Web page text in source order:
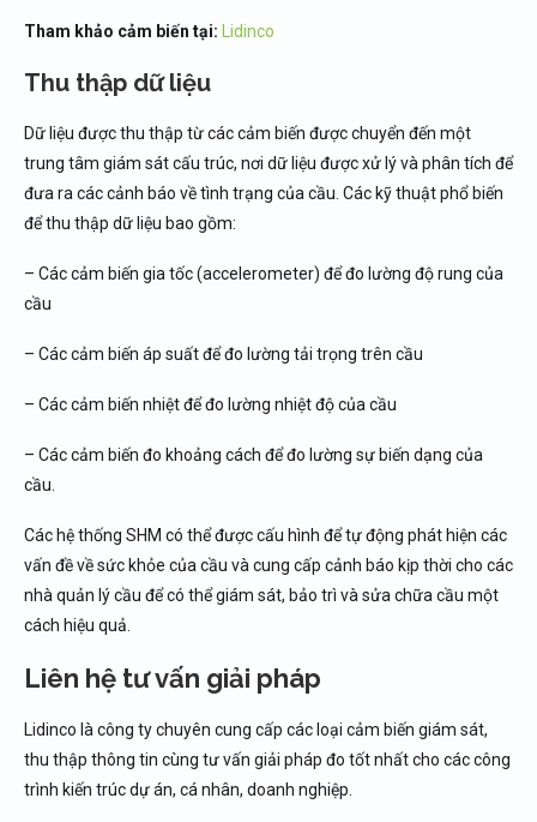
Tham khảo cảm biến tại: Lidinco
Thu thập dữ liệu
Dữ liệu được thu thập từ các cảm biến được chuyển đến một
trung tâm giám sát cấu trúc, nơi dữ liệu được xử lý và phân tích để
đưa ra các cảnh báo về tình trạng của cầu. Các kỹ thuật phổ biến
để thu thập dữ liệu bao gồm:
– Các cảm biến gia tốc (accelerometer) để đo lường độ rung của
cầu
– Các cảm biến áp suất để đo lường tải trọng trên cầu
– Các cảm biến nhiệt để đo lường nhiệt độ của cầu
– Các cảm biến đo khoảng cách để đo lường sự biến dạng của
cầu.
Các hệ thống SHM có thể được cấu hình để tự động phát hiện các
vấn đề về sức khỏe của cầu và cung cấp cảnh báo kịp thời cho các
nhà quản lý cầu để có thể giám sát, bảo trì và sửa chữa cầu một
cách hiệu quả.
Liên hệ tư vấn giải pháp
Lidinco là công ty chuyên cung cấp các loại cảm biến giám sát,
thu thập thông tin cùng tư vấn giải pháp đo tốt nhất cho các công
trình kiến trúc dự án, cá nhân, doanh nghiệp.